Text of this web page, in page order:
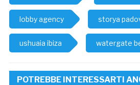
lobby agency storya
ushuaia ibiza watergate
POTREBBE INTERESSARTI